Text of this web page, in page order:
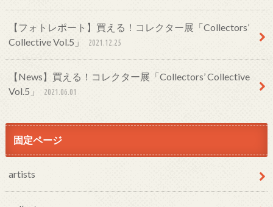
【フォトレポート】買える！コレクター展「Collectors’
Collective Vol.5」
2021.12.25
【News】買える！コレクター展「Collectors’ Collective
Vol.5」
2021.06.01
固定ページ
artists